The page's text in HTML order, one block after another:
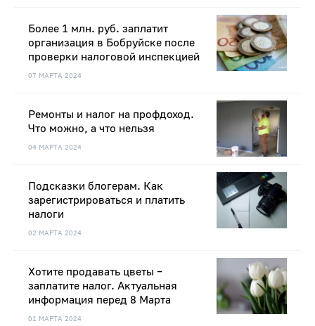
07 МАРТА 2024
Более 1 млн. руб. заплатит
организация в Бобруйске после
проверки налоговой инспекцией
04 МАРТА 2024
Ремонты и налог на профдоход.
Что можно, а что нельзя
02 МАРТА 2024
Подсказки блогерам. Как
зарегистрироваться и платить
налоги
01 МАРТА 2024
Хотите продавать цветы –
заплатите налог. Актуальная
информация перед 8 Марта